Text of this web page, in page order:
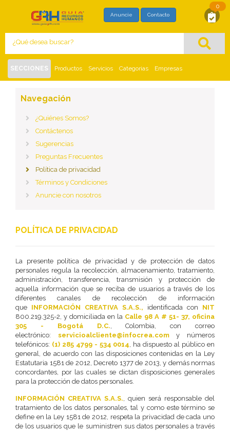
Con este formato usted está solicitando,
directamente al proveedor, mayor información
Deseo recibir información de otros Productos /
Servicios similares al solicitado SI NO
Al enviar este formulario aceptas nuestra
Enviar
Anuncie Contacto
0
SECCIONES Productos Servicios Categorias Empresas
Inicio Política de privacidad
Navegación
¿Quiénes Somos?
Contáctenos
Sugerencias
Preguntas Frecuentes
Política de privacidad
Términos y Condiciones
Anuncie con nosotros
POLÍTICA DE PRIVACIDAD
La presente política de privacidad y de protección de datos
personales regula la recolección, almacenamiento, tratamiento,
administración, transferencia, transmisión y protección de
aquella información que se reciba de usuarios a través de los
diferentes canales de recolección de información
que INFORMACIÓN CREATIVA S.A.S., identificada con NIT
800.219.325-2, y domiciliada en la Calle 98 A # 51- 37, oficina
305 - Bogotá D.C., Colombia, con correo
electrónico: servicioalcliente@infocrea.comy números
telefónicos: (1) 285 4799 - 534 0014, ha dispuesto al público en
general, de acuerdo con las disposiciones contenidas en la Ley
Estatutaria 1581 de 2012, Decreto 1377 de 2013, y demás normas
concordantes, por las cuales se dictan disposiciones generales
para la protección de datos personales.
INFORMACIÓN CREATIVA S.A.S., quien será responsable del
tratamiento de los datos personales, tal y como este término se
define en la Ley 1581 de 2012, respeta la privacidad de cada uno
de los usuarios que le suministren sus datos personales a través